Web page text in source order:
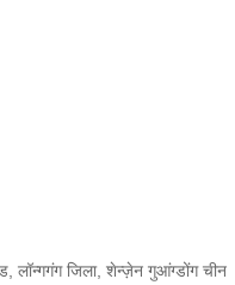
लॉन्गगंग जिला, शेन्ज़ेन गुआंग्डोंग चीन